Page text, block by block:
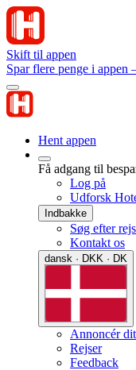
Skift til appen
Spar flere penge i appen
Hent appen
Få adgang til
Log på
Udforsk
Indbakke
Søg efter
Kontakt os
dansk · DKK · DK
Annoncér
Rejser
Feedback